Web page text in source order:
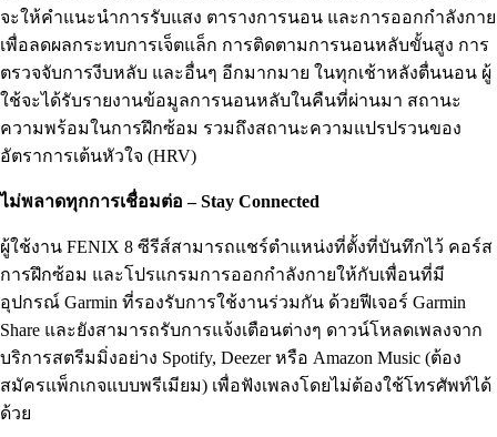
จะให้คำแนะนำการรับแสง ตารางการนอน และการออกกำลังกาย
เพื่อลดผลกระทบการเจ็ตแล็ก การติดตามการนอนหลับขั้นสูง การ
ตรวจจับการงีบหลับ และอื่นๆ อีกมากมาย ในทุกเช้าหลังตื่นนอน ผู้
ใช้จะได้รับรายงานข้อมูลการนอนหลับในคืนที่ผ่านมา สถานะ
ความพร้อมในการฝึกซ้อม รวมถึงสถานะความแปรปรวนของ
อัตราการเต้นหัวใจ (HRV)
ไม่พลาดทุกการเชื่อมต่อ – Stay Connected
ผู้ใช้งาน FENIX 8 ซีรีส์สามารถแชร์ตำแหน่งที่ตั้งที่บันทึกไว้ คอร์ส
การฝึกซ้อม และโปรแกรมการออกกำลังกายให้กับเพื่อนที่มี
อุปกรณ์ Garmin ที่รองรับการใช้งานร่วมกัน ด้วยฟีเจอร์ Garmin
Share และยังสามารถรับการแจ้งเตือนต่างๆ ดาวน์โหลดเพลงจาก
บริการสตรีมมิ่งอย่าง Spotify, Deezer หรือ Amazon Music (ต้อง
สมัครแพ็กเกจแบบพรีเมียม) เพื่อฟังเพลงโดยไม่ต้องใช้โทรศัพท์ได้
ด้วย